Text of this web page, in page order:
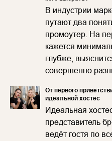
В индустрии
путают два
промоутер. На
кажется
глубже,
совершенно
От первого
идеальной хостес
Идеальная
представитель
ведёт гостя по